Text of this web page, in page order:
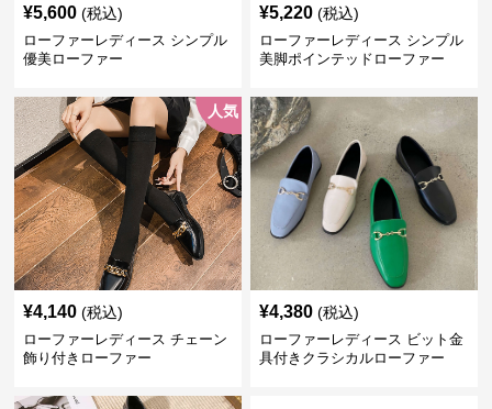
¥5,600 (税込)
ローファーレディース シンプル
優美ローファー
¥5,220 (税込)
ローファーレディース シンプル
美脚ポインテッドローファー
人気
¥4,140 (税込)
ローファーレディース チェーン
飾り付きローファー
¥4,380 (税込)
ローファーレディース ビット金
具付きクラシカルローファー